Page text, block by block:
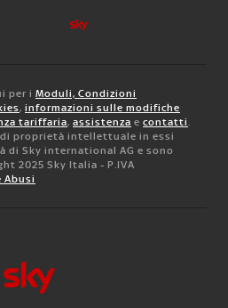
per i Moduli, Condizioni
, informazioni sulle modifiche
tariffaria, assistenza e contatti.
proprietà intellettuale in essi
Sky international AG e sono
2025 Sky Italia - P.IVA
Abusi